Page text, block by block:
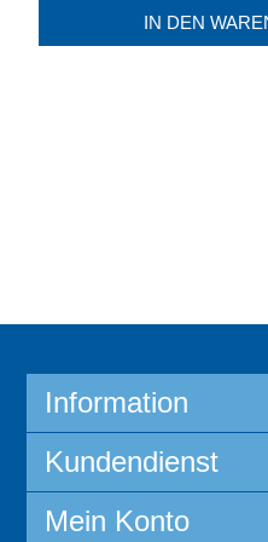
Information
Kundendienst
Mein Konto